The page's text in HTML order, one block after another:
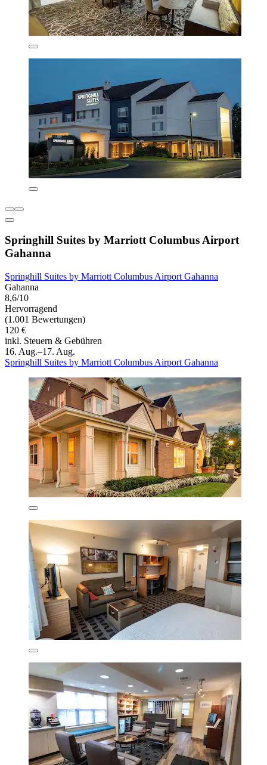
Springhill Suites by Marriott Columbus Airport
Gahanna
Springhill Suites by Marriott Columbus Airport Gahanna
Gahanna
8,6/10
Hervorragend
(1.001 Bewertungen)
120 €
inkl. Steuern & Gebühren
16. Aug.–17. Aug.
Springhill Suites by Marriott Columbus Airport Gahanna